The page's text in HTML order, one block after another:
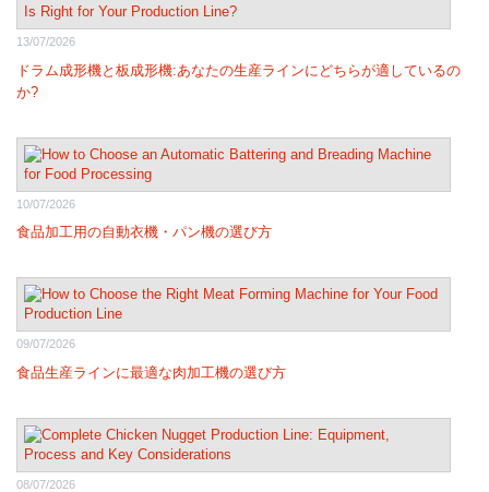
13/07/2026
ドラム成形機と板成形機:あなたの生産ラインにどちらが適しているの
か?
10/07/2026
食品加工用の自動衣機・パン機の選び方
09/07/2026
食品生産ラインに最適な肉加工機の選び方
08/07/2026